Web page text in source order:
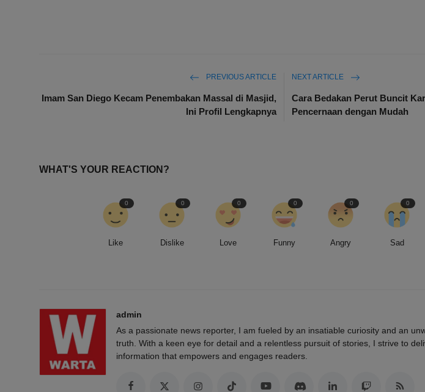
PREVIOUS ARTICLE
Imam San Diego Kecam Penembakan Massal di Masjid,
Ini Profil Lengkapnya
NEXT ARTICLE
Cara Bedakan Perut Buncit
Pencernaan dengan Mudah
WHAT'S YOUR REACTION?
Like
0
Dislike
0
Love
0
Funny
0
Angry
0
Sad
0
admin
As a passionate news reporter, I am fueled by an insatiable curiosity and an
truth. With a keen eye for detail and a relentless pursuit of stories, I strive to
information that empowers and engages readers.